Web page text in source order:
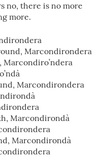
no, there is no more
more.
Marcondirondera
Marcondiro’ndera
Marcondirondera
Marcondirondà
Marcondirondà